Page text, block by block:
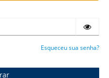
Esqueceu sua senha?